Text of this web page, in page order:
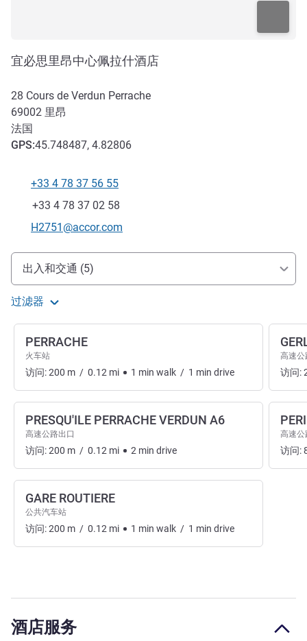
宜必思里昂中心佩拉什酒店
28 Cours de Verdun Perrache
69002 里昂
法国
GPS:45.748487, 4.82806
电话
+33 4 78 37 56 55
传真
+33 4 78 37 02 58
联系电子邮件
H2751@accor.com
抵达和交通
出入和交通 (5)
过滤器
PERRACHE
火车站
访问:200 m / 0.12 mi 1 min walk / 1 min drive
PRESQU'ILE PERRACHE VERDUN A6
高速公路出口
访问:200 m / 0.12 mi 2 min drive
GARE ROUTIERE
公共汽车站
访问:200 m / 0.12 mi 1 min walk / 1 min drive
高速公
访问:
高速公
访问:
酒店服务